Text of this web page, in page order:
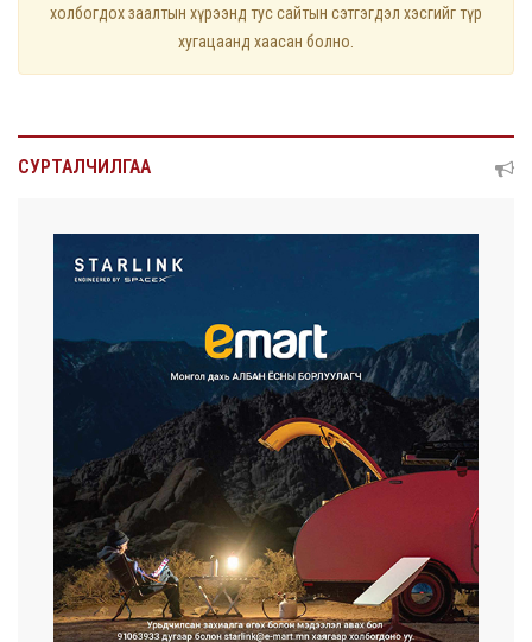
холбогдох заалтын хүрээнд тус сайтын сэтгэгдэл хэсгийг түр
хугацаанд хаасан болно.
СУРТАЛЧИЛГАА